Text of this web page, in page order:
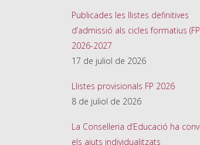
Publicades les llistes definitives
d’admissió als cicles formatius
2026-2027
17 de juliol de 2026
Llistes provisionals FP 2026
8 de juliol de 2026
La Conselleria d’Educació ha
els ajuts individualitzats